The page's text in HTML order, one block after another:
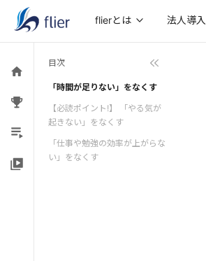
flierとは 法人導
目次
「時間が足りない」をなくす
【必読ポイント!】 「やる気が
起きない」をなくす
「仕事や勉強の効率が上がらな
い」をなくす